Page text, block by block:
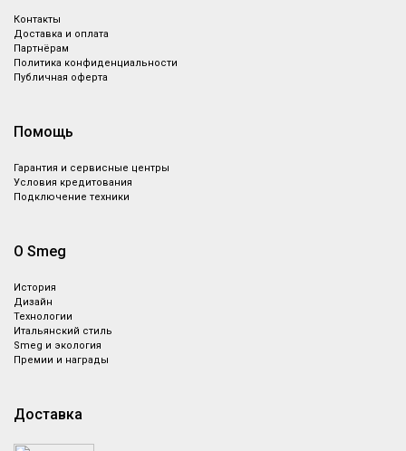
Контакты
Доставка и оплата
Партнёрам
Политика конфиденциальности
Публичная оферта
Помощь
Гарантия и сервисные центры
Условия кредитования
Подключение техники
О Smeg
История
Дизайн
Технологии
Итальянский стиль
Smeg и экология
Премии и награды
Доставка